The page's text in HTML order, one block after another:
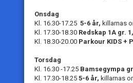
Onsdag
Kl. 16.30-17.25 5-6 år, killarnas
Kl. 17.30-18.30 Redskap 1A gr. 1,
Kl. 18.30-20.00 Parkour KIDS +
Torsdag
Kl. 16.30 -17.25 Bamsegympa
Kl. 17.30-18.25 5-6 år, killarnas